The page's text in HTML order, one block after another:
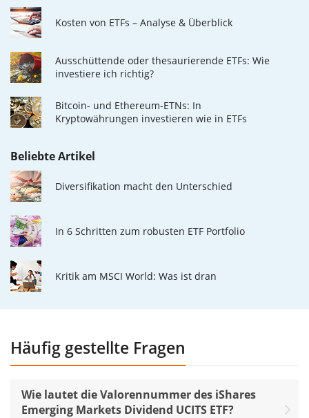
Kosten von ETFs – Analyse & Überblick
Ausschüttende oder thesaurierende ETFs: Wie
investiere ich richtig?
Bitcoin- und Ethereum-ETNs: In
Kryptowährungen investieren wie in ETFs
Beliebte Artikel
Diversifikation macht den Unterschied
In 6 Schritten zum robusten ETF Portfolio
Kritik am MSCI World: Was ist dran
Häufig gestellte Fragen
Wie lautet die Valorennummer des iShares
Emerging Markets Dividend UCITS ETF?